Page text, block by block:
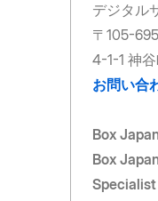
デジタル
〒105-
4-1-1 神
お問い合
Box
Box
Specialist